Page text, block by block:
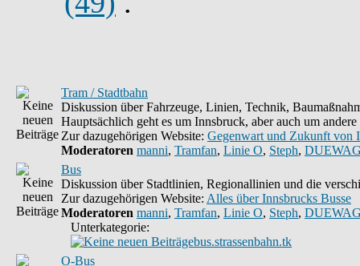
Tram / Stadtbahn
Diskussion über Fahrzeuge, Linien, Technik,
Hauptsächlich geht es um Innsbruck, aber auch um andere
Zur dazugehörigen Website: Gegenwart und Zukunft von
Moderatoren manni, Tramfan, Linie O, Steph,
Bus
Diskussion über Stadtlinien, Regionallinien und die
Zur dazugehörigen Website: Alles über Innsbrucks Busse
Moderatoren manni, Tramfan, Linie O, Steph,
Unterkategorie:
bus.strassenbahn.tk
O-Bus